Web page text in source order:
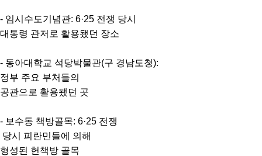
- 임시수도기념관: 6·25 전쟁 당시
대통령 관저로 활용됐던 장소
- 동아대학교 석당박물관(구 경남도청):
정부 주요 부처들의
공관으로 활용됐던 곳
- 보수동 책방골목: 6·25 전쟁
당시 피란민들에 의해
형성된 헌책방 골목